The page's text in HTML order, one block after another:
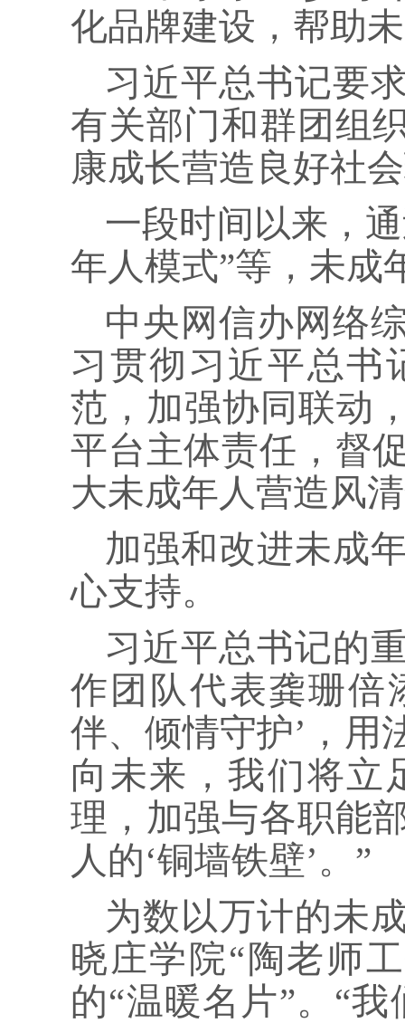
化品牌建设，帮助
习近平总书记要
有关部门和群团组
康成长营造良好社
一段时间以来，
年人模式”等，未成
中央网信办网络
习贯彻习近平总书
范，加强协同联动
平台主体责任，督
大未成年人营造风
加强和改进未成
心支持。
习近平总书记的
作团队代表龚珊倍
伴、倾情守护’，用
向未来，我们将立
理，加强与各职能
人的‘铜墙铁壁’。”
为数以万计的未
晓庄学院“陶老师
的“温暖名片”。“